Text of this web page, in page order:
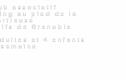
associatif
au pied de la
de Grenoble
et 4 enfants